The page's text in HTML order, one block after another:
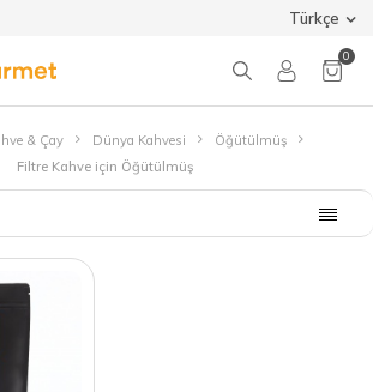
Türkçe
0
& Çay Dünya Kahvesi
Öğütülmüş
Filtre Kahve için Öğütülmüş